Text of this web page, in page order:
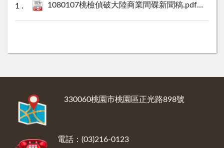
1080107桃檢偵破大陸商業間碟新聞稿.pdf 249 KB
330060桃園市桃園區正光路898號
電話：(03)216-0123